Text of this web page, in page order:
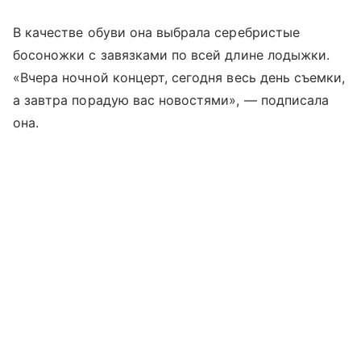
В качестве обуви она выбрала серебристые
босоножки с завязками по всей длине лодыжки.
«Вчера ночной концерт, сегодня весь день съемки,
а завтра порадую вас новостями», — подписала
она.